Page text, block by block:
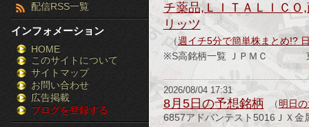
グ］-
株
FX
競
馬
配信RSS一覧
インフォメーション
HOME
このサイトについて
サイトマップ
お問い合わせ
広告掲載
ブログを登録する
チ薬品,ＬＩＴＡＬＩＣ
リッツ
（週イチ5分で簡単株まとめ!?
※S高銘柄一覧 ＪＰＭＣ 東
2026/08/04 17:31
8月5日の予想銘柄 （明日
6857アドバンテスト5016ＪＸ